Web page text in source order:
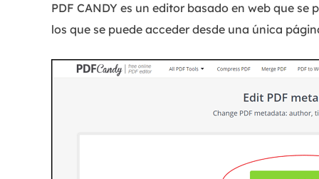
PDF CANDY es un editor basado en web que
los que se puede acceder desde una única